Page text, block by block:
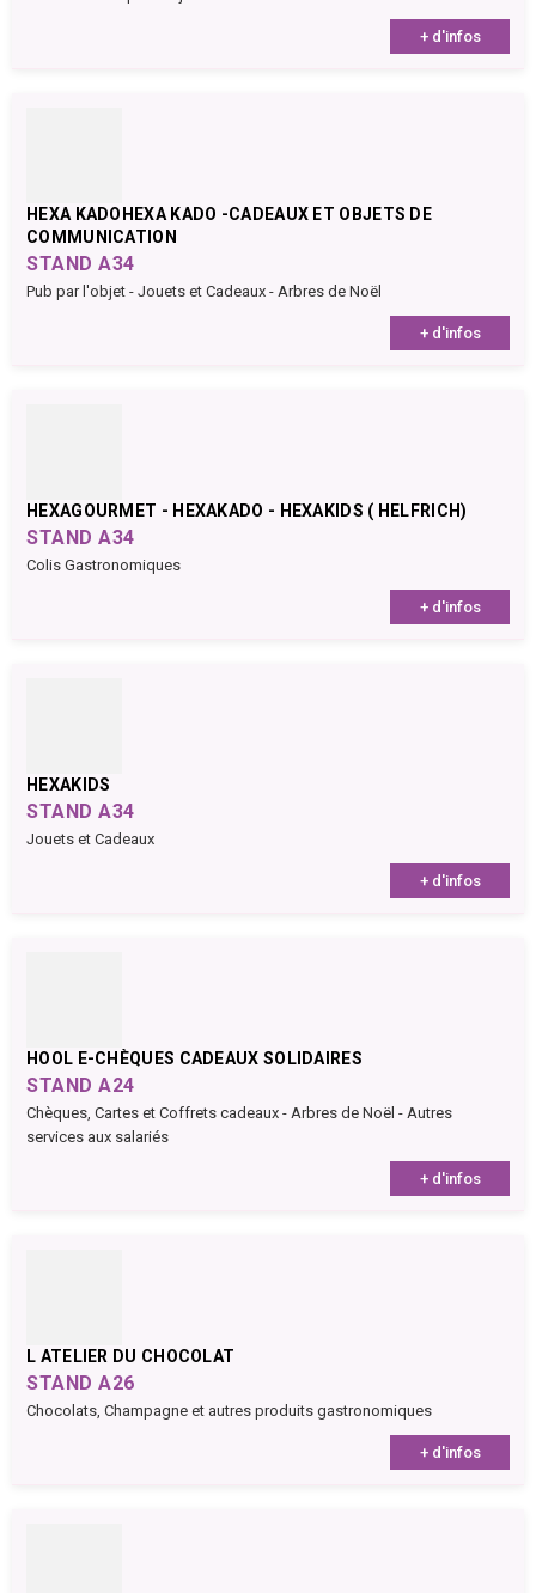
+ d'infos
HEXA KADOHEXA KADO -CADEAUX ET OBJETS DE
COMMUNICATION
STAND A34
Pub par l'objet - Jouets et Cadeaux - Arbres de Noël
+ d'infos
HEXAGOURMET - HEXAKADO - HEXAKIDS ( HELFRICH)
STAND A34
Colis Gastronomiques
+ d'infos
HEXAKIDS
STAND A34
Jouets et Cadeaux
+ d'infos
HOOL E-CHÈQUES CADEAUX SOLIDAIRES
STAND A24
Chèques, Cartes et Coffrets cadeaux - Arbres de Noël - Autres
services aux salariés
+ d'infos
L ATELIER DU CHOCOLAT
STAND A26
Chocolats, Champagne et autres produits gastronomiques
+ d'infos